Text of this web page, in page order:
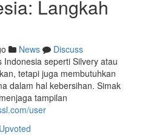
Langkah
News
Discuss
seperti Silvery atau
tetapi juga membutuhkan
dalam hal kebersihan. Simak
tampilan
user